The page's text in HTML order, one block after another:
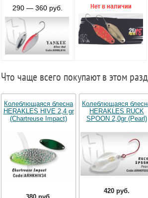
290 — 360 руб.
Что чаще всего покупают в этом
Колеблющаяся блесна
HERAKLES HIVE 2,4 gr
(Chartreuse Impact)
Колеблющаяся
HERAKLES RUCK
SPOON 2,0gr (Pearl)
420 руб.